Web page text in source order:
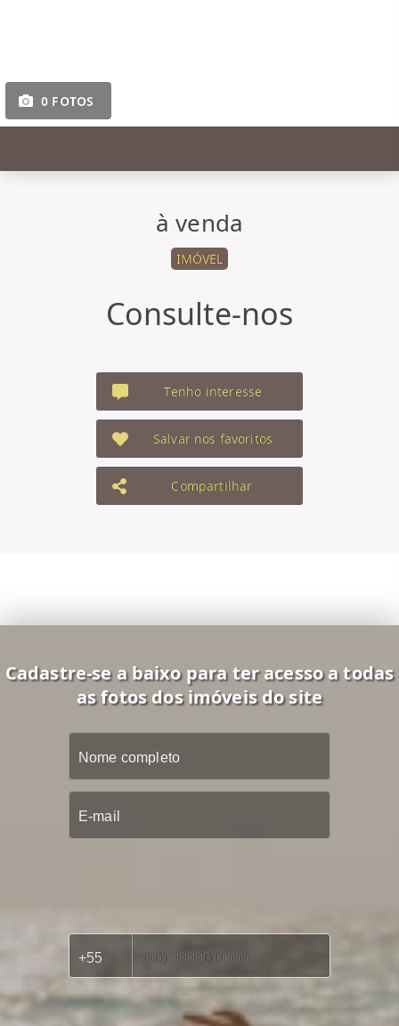
0 FOTOS
à venda
IMÓVEL
Consulte-nos
Tenho interesse
Salvar nos favoritos
Compartilhar
Cadastre-se a baixo para ter acesso a todas
as fotos dos imóveis do site